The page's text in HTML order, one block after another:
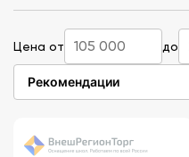
Цена от до
Рекомендации